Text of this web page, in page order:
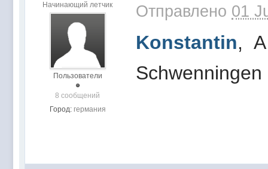
Начинающий летчик
Пользователи
8 сообщений
Город: германия
Отправлено 01
Konstantin, А
Schwenningen